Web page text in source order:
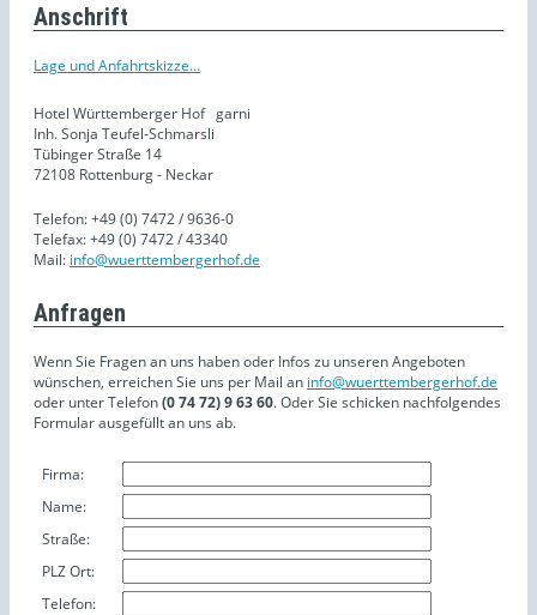
Anschrift
Lage und Anfahrtskizze...
Hotel Württemberger Hof garni
Inh. Sonja Teufel-Schmarsli
Tübinger Straße 14
72108 Rottenburg - Neckar
Telefon: +49 (0) 7472 / 9636-0
Telefax: +49 (0) 7472 / 43340
Mail: info@wuerttembergerhof.de
Anfragen
Wenn Sie Fragen an uns haben oder Infos zu unseren Angeboten
wünschen, erreichen Sie uns per Mail an info@wuerttembergerhof.de
oder unter Telefon(0 74 72) 9 63 60. Oder Sie schicken nachfolgendes
Formular ausgefüllt an uns ab.
Firma:
Name:
Straße:
PLZ Ort:
Telefon: